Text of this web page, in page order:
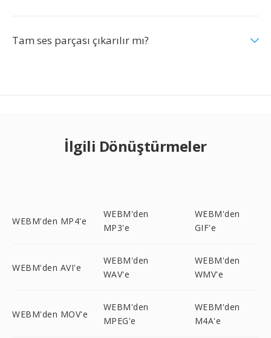
Tam ses parçası çıkarılır mı?
İlgili Dönüştürmeler
WEBM'den MP4'e
WEBM'den
MP3'e
WEBM'den
GIF'e
WEBM'den AVI'e
WEBM'den
WAV'e
WEBM'den
WMV'e
WEBM'den MOV'e
WEBM'den
MPEG'e
WEBM'den
M4A'e